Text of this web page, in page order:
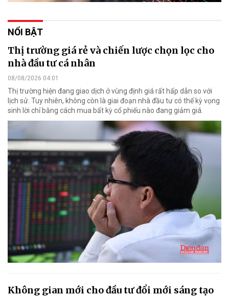
NỔI BẬT
Thị trường giá rẻ và chiến lược chọn lọc cho
nhà đầu tư cá nhân
08/08/2026 04:01
Thị trường hiện đang giao dịch ở vùng định giá rất hấp dẫn so với
lịch sử. Tuy nhiên, không còn là giai đoạn nhà đầu tư có thể kỳ vọng
sinh lời chỉ bằng cách mua bất kỳ cổ phiếu nào đang giảm giá.
Không gian mới cho đầu tư đổi mới sáng tạo